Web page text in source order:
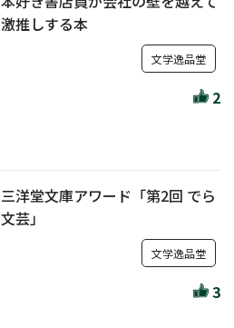
激推しする本
文学逸品堂
2
三洋堂文庫アワード「第2回 でら
文芸」
文学逸品堂
3